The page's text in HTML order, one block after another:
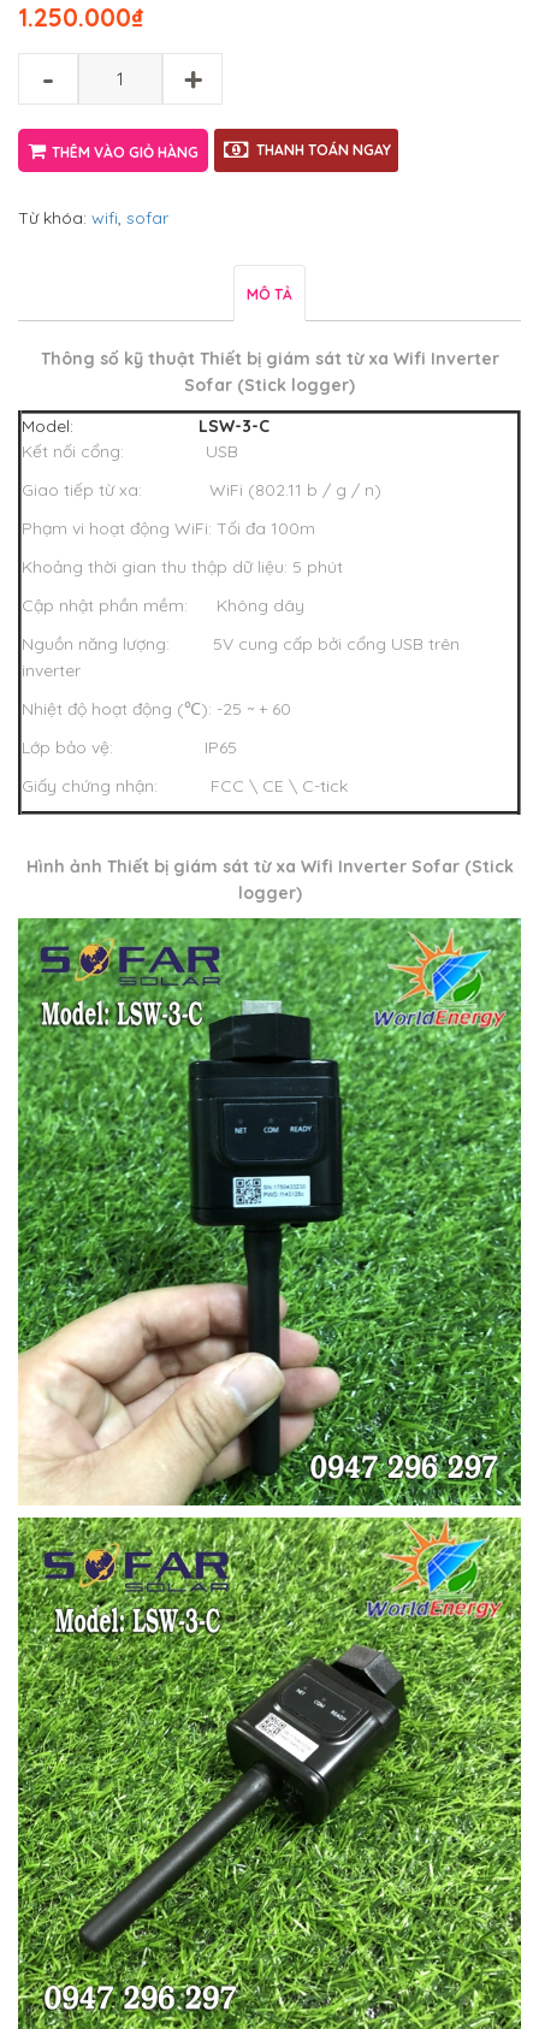
₫
1.250.000
- +
THÊM VÀO GIỎ HÀNG THANH TOÁN NGAY
Từ khóa: wifi, sofar
MÔ TẢ
Thông số kỹ thuật Thiết bị giám sát từ xa Wifi Inverter
Sofar (Stick logger)
Model: LSW-3-C
Kết nối cổng: USB
Giao tiếp từ xa: WiFi (802.11 b / g / n)
Phạm vi hoạt động WiFi: Tối đa 100m
Khoảng thời gian thu thập dữ liệu: 5 phút
Cập nhật phần mềm: Không dây
Nguồn năng lượng: 5V cung cấp bởi cổng USB trên
inverter
Nhiệt độ hoạt động (℃): -25 ~ + 60
Lớp bảo vệ: IP65
Giấy chứng nhận: FCC \ CE \ C-tick
Hình ảnh Thiết bị giám sát từ xa Wifi Inverter Sofar (Stick
logger)